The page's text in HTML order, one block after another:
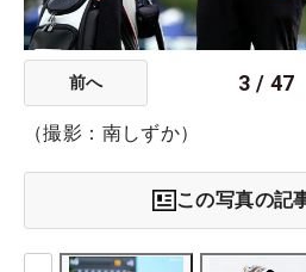
前へ 3 / 47
（撮影：南しずか）
この写真の記